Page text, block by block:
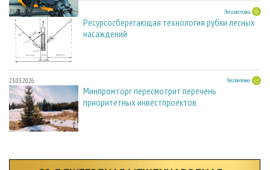
23.03.2026 Лесозаготовка
Ресурсосберегающая технология рубки лесных
насаждений
23.03.2026 Лесопиление
Минпромторг пересмотрит перечень
приоритетных инвестпроектов